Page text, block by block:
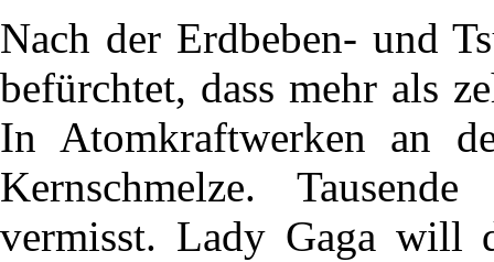
Nach der Erdbeben- und
befürchtet, dass mehr als
In Atomkraftwerken an
Kernschmelze.
vermisst. Lady Gaga will